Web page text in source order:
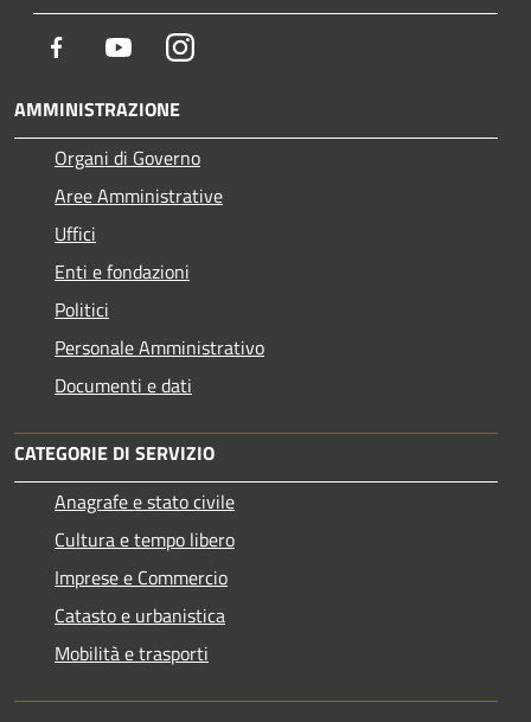
Facebook YoutubeInstagram
AMMINISTRAZIONE
Organi di Governo
Aree Amministrative
Uffici
Enti e fondazioni
Politici
Personale Amministrativo
Documenti e dati
CATEGORIE DI SERVIZIO
Anagrafe e stato civile
Cultura e tempo libero
Imprese e Commercio
Catasto e urbanistica
Mobilità e trasporti